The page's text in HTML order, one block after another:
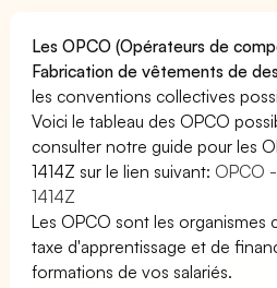
Les OPCO (Opérateurs de
Fabrication de vêtements de
les conventions collectives
Voici le tableau des OPCO
consulter notre guide pour les
1414Z sur le lien suivant: OPCO
1414Z
Les OPCO sont les organismes
taxe d'apprentissage et de
formations de vos salariés.